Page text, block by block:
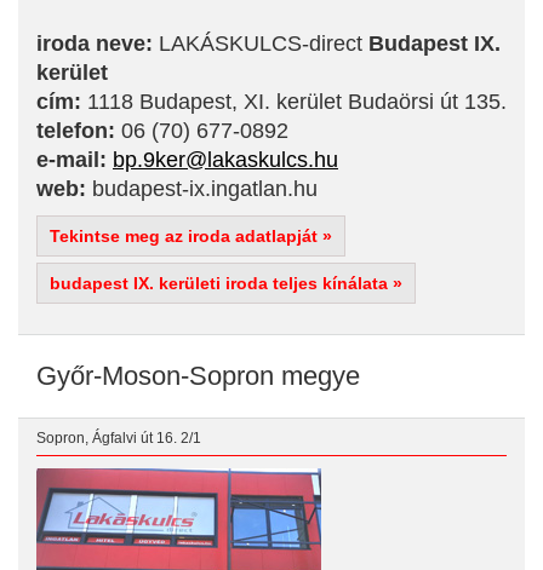
iroda neve: LAKÁSKULCS-direct Budapest IX.
kerület
cím: 1118 Budapest, XI. kerület Budaörsi út 135.
telefon: 06 (70) 677-0892
e-mail: bp.9ker@lakaskulcs.hu
web: budapest-ix.ingatlan.hu
Tekintse meg az iroda adatlapját »
budapest IX. kerületi iroda teljes kínálata »
Győr-Moson-Sopron megye
Sopron, Ágfalvi út 16. 2/1